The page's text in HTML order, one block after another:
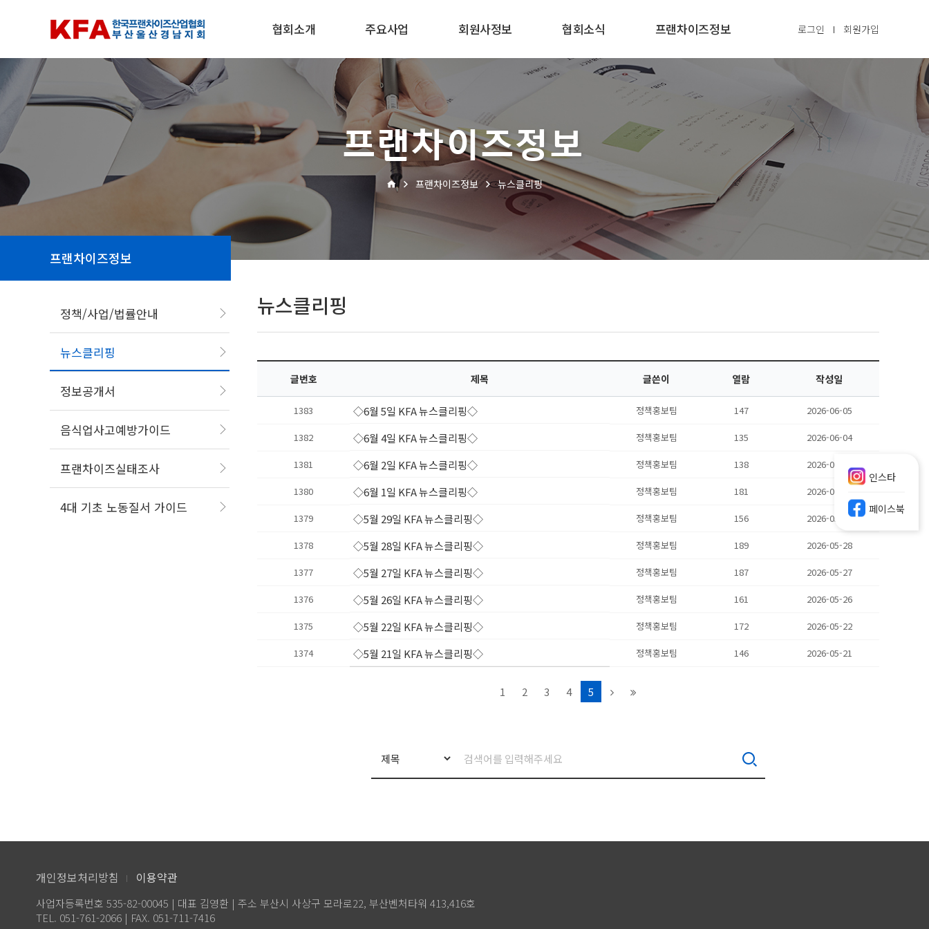
협회소개 주요사업 회원사정보 협회소식 프랜차이즈정보 로그인 회원가입
프랜차이즈정보
프랜차이즈정보 뉴스클리핑
프랜차이즈정보
정책/사업/법률안내
뉴스클리핑
정보공개서
음식업사고예방가이드
프랜차이즈실태조사
4대 기초 노동질서 가이드
뉴스클리핑
글번호 제목 글쓴이 열람 작성일
1383 ◇6월 5일 KFA 뉴스클리핑◇ 정책홍보팀 147 2026-06-05
1382 ◇6월 4일 KFA 뉴스클리핑◇ 정책홍보팀 135 2026-06-04
1381 ◇6월 2일 KFA 뉴스클리핑◇ 정책홍보팀 138 2026-06-02
1380 ◇6월 1일 KFA 뉴스클리핑◇ 정책홍보팀 181 2026-06-01
1379 ◇5월 29일 KFA 뉴스클리핑◇ 정책홍보팀 156 2026-05-29
1378 ◇5월 28일 KFA 뉴스클리핑◇ 정책홍보팀 189 2026-05-28
1377 ◇5월 27일 KFA 뉴스클리핑◇ 정책홍보팀 187 2026-05-27
1376 ◇5월 26일 KFA 뉴스클리핑◇ 정책홍보팀 161 2026-05-26
1375 ◇5월 22일 KFA 뉴스클리핑◇ 정책홍보팀 172 2026-05-22
1374 ◇5월 21일 KFA 뉴스클리핑◇ 정책홍보팀 146 2026-05-21
1 2 3 4 5
인스타
페이스북
개인정보처리방침 이용약관
사업자등록번호 535-82-00045 | 대표 김영환 | 주소 부산시 사상구 모라로22, 부산벤처타워 413,416호
TEL. 051-761-2066 | FAX. 051-711-7416